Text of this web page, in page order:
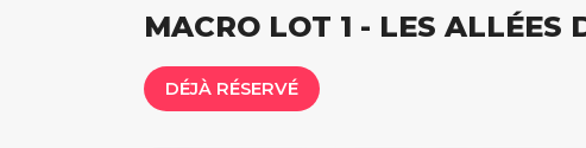
MACRO LOT 1 - LES ALLÉES
DÉJÀ RÉSERVÉ